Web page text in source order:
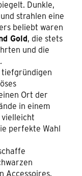
Dunkle,
strahlen eine
beliebt waren
Gold, die stets
und die
tiefgründigen
Ort der
in einem
perfekte Wahl
Accessoires.